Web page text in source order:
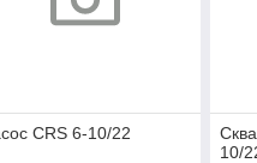
CRS 6-10/22
10/